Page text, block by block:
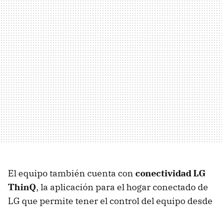
El equipo también cuenta con conectividad LG
ThinQ, la aplicación para el hogar conectado de
LG que permite tener el control del equipo desde